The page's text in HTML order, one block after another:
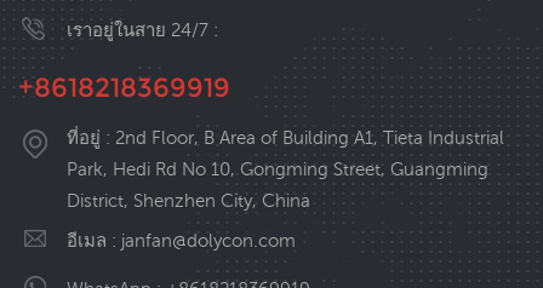
เราอยู่ในสาย 24/7 :
+8618218369919
ที่อยู่ : 2nd Floor, B Area of Building A1, Tieta Industrial
Park, Hedi Rd No 10, Gongming Street, Guangming
District, Shenzhen City, China
อีเมล : janfan@dolycon.com